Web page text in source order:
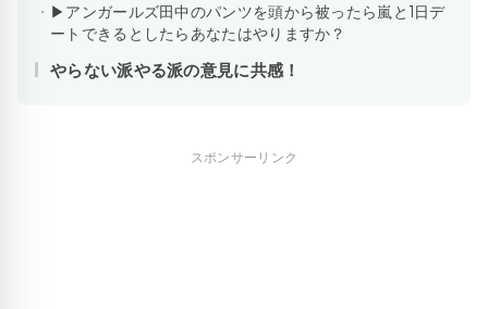
▶アンガールズ田中のパンツを頭から被ったら嵐と1日デ
ートできるとしたらあなたはやりますか？
やらない派やる派の意見に共感！
スポンサーリンク